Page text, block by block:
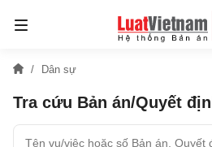
Dân sự
Tra cứu Bản án/Quyết